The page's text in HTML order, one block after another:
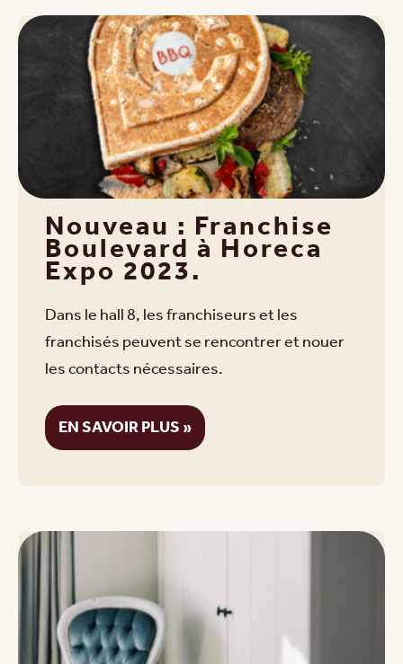
Nouveau : Franchise
Boulevard à Horeca
Expo 2023.
Dans le hall 8, les franchiseurs et les
franchisés peuvent se rencontrer et nouer
les contacts nécessaires.
EN SAVOIR PLUS »